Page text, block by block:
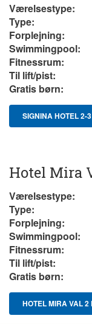
Værelsestype:
Type:
Forplejning:
Swimmingpool:
Fitnessrum:
Til lift/pist:
Gratis børn:
SIGNINA HOTEL 2-
Hotel Mira
Værelsestype:
Type:
Forplejning:
Swimmingpool:
Fitnessrum:
Til lift/pist:
Gratis børn:
HOTEL MIRA VAL 2